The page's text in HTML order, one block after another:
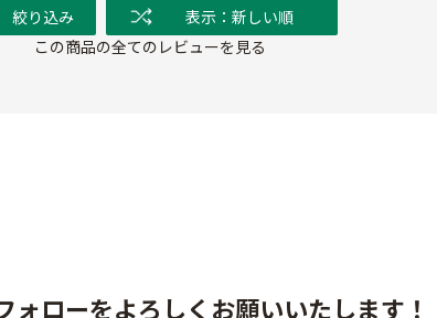
絞り込み
表示：新しい順
この商品の全てのレビューを見る
ォローをよろしくお願いいたします！